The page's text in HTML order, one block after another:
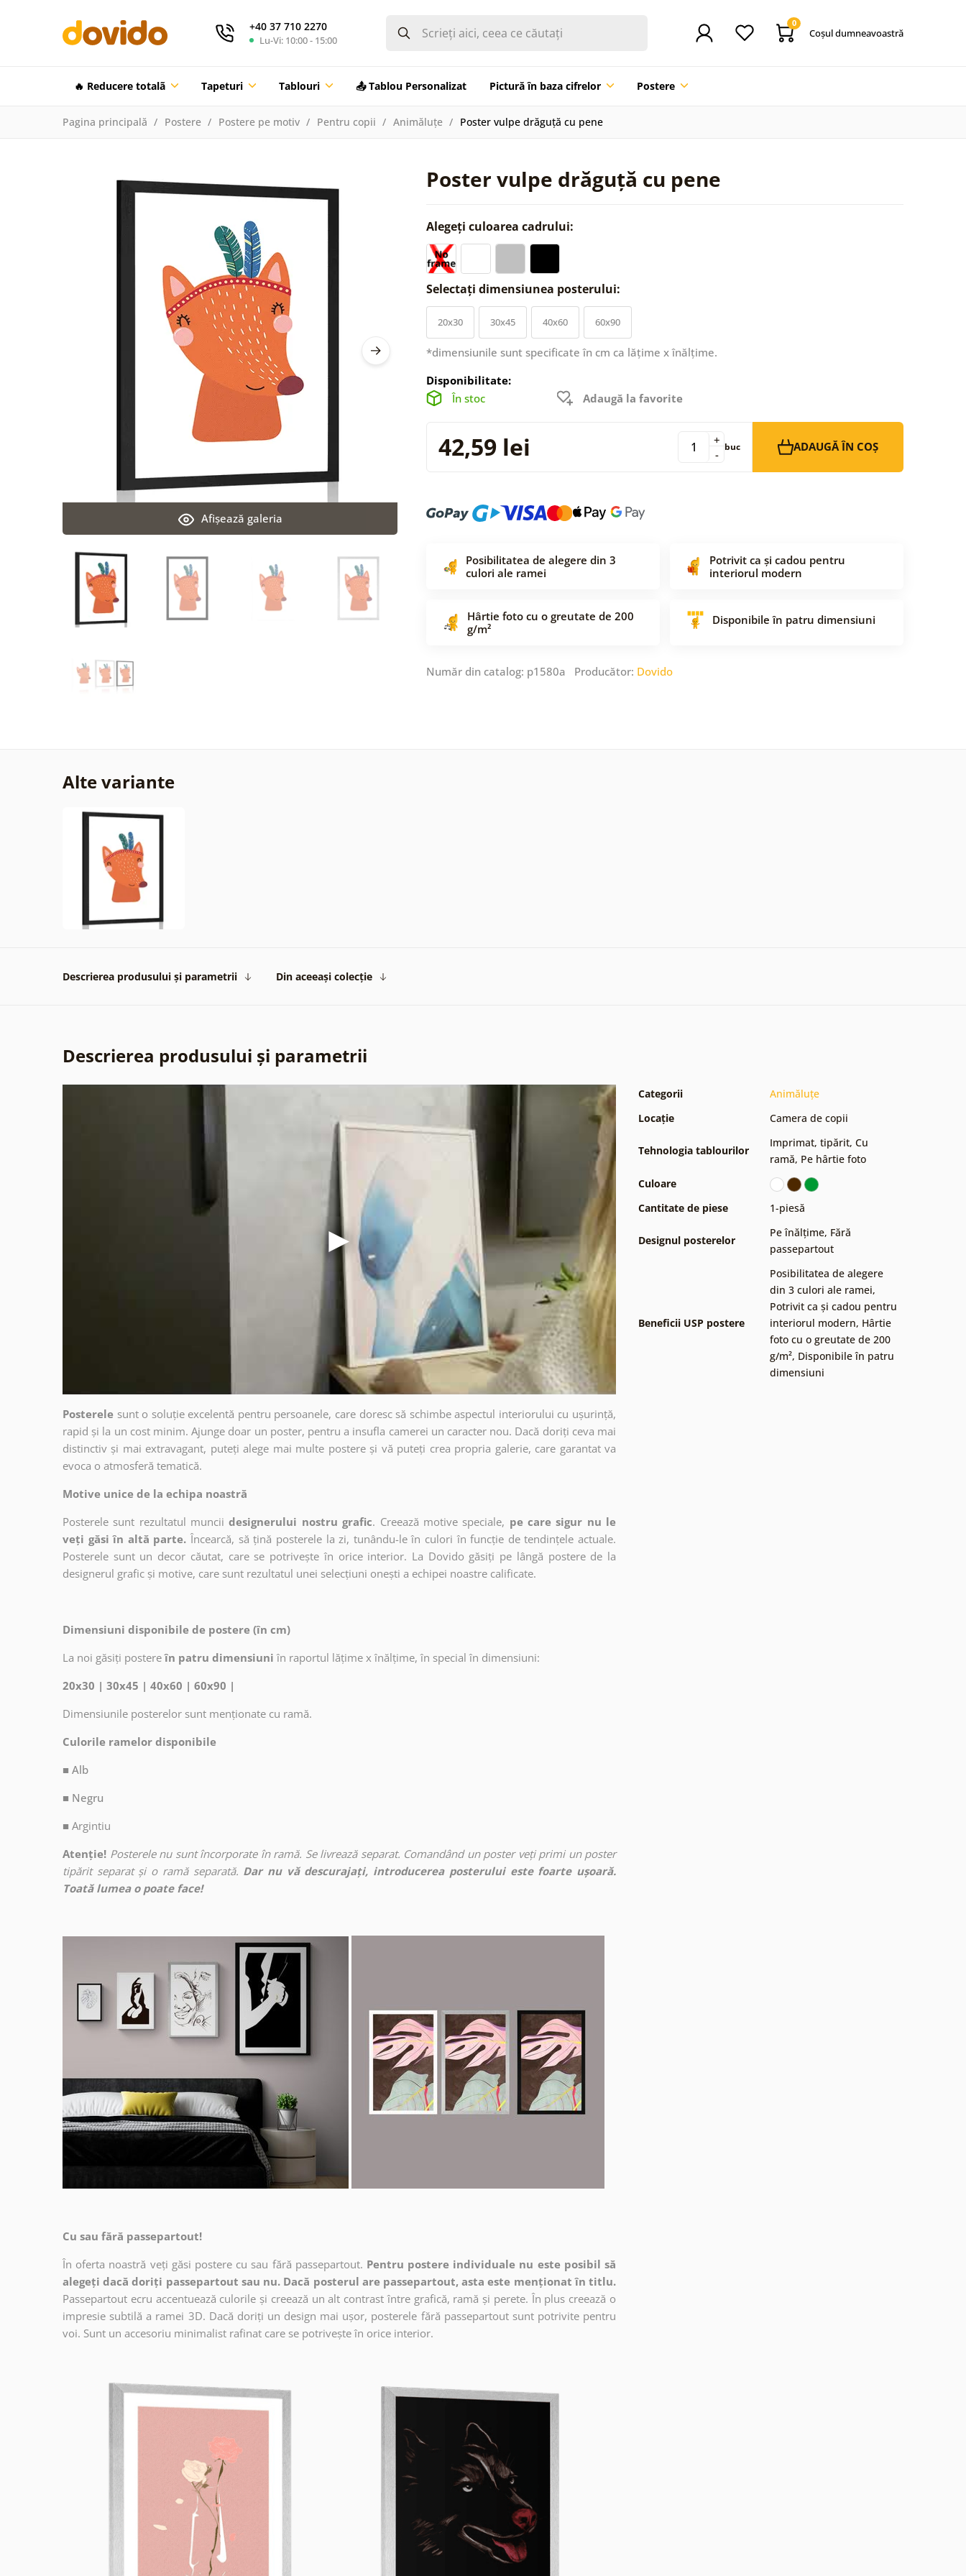
+40 37 710 2270
Lu-Vi: 10:00 - 15:00
0
Coşul dumneavoastră
🔥 Reducere totalã Tapeturi Tablouri 📤 Tablou Personalizat Pictură în baza cifrelor Postere
Pagina principală Postere Postere pe motiv Pentru copii Animăluțe Poster vulpe drăguță cu pene
Poster vulpe drăguță cu pene
Afişează galeria
Alegeți culoarea cadrului:
Selectați dimensiunea posterului:
20x30 30x45 40x60 60x90
*dimensiunile sunt specificate în cm ca lățime x înălțime.
Disponibilitate:
În stoc
Adaugă la favorite
42,59 lei -
+ buc ADAUGĂ ÎN COȘ
Posibilitatea de alegere din 3
culori ale ramei
Potrivit ca și cadou pentru
interiorul modern
Hârtie foto cu o greutate de 200
g/m²
Disponibile în patru dimensiuni
Număr din catalog: p1580a Producător: Dovido
Alte variante
Descrierea produsului și parametrii Din aceeași colecție
Descrierea produsului și parametrii
Posterele sunt o soluție excelentă pentru persoanele, care doresc să schimbe aspectul interiorului cu ușurință,
rapid și la un cost minim. Ajunge doar un poster, pentru a insufla camerei un caracter nou. Dacă doriți ceva mai
distinctiv și mai extravagant, puteți alege mai multe postere și vă puteți crea propria galerie, care garantat va
evoca o atmosferă tematică.
Motive unice de la echipa noastră
Posterele sunt rezultatul muncii designerului nostru grafic. Creează motive speciale, pe care sigur nu le
veți găsi în altă parte. Încearcă, să țină posterele la zi, tunându-le în culori în funcție de tendințele actuale.
Posterele sunt un decor căutat, care se potrivește în orice interior. La Dovido găsiți pe lângă postere de la
designerul grafic și motive, care sunt rezultatul unei selecțiuni onești a echipei noastre calificate.
Dimensiuni disponibile de postere (în cm)
La noi găsiți postere în patru dimensiuni în raportul lățime x înălțime, în special în dimensiuni:
20x30 | 30x45 | 40x60 | 60x90 |
Dimensiunile posterelor sunt menționate cu ramă.
Culorile ramelor disponibile
■ Alb
■ Negru
■ Argintiu
Atenție! Posterele nu sunt încorporate în ramă. Se livrează separat. Comandând un poster veți primi un poster
tipărit separat și o ramă separată. Dar nu vă descurajați, introducerea posterului este foarte ușoară.
Toată lumea o poate face!
Cu sau fără passepartout!
În oferta noastră veți găsi postere cu sau fără passepartout. Pentru postere individuale nu este posibil să
alegeți dacă doriți passepartout sau nu. Dacă posterul are passepartout, asta este menționat în titlu.
Passepartout ecru accentuează culorile și creează un alt contrast între grafică, ramă și perete. În plus creează o
impresie subtilă a ramei 3D. Dacă doriți un design mai ușor, posterele fără passepartout sunt potrivite pentru
voi. Sunt un accesoriu minimalist rafinat care se potrivește în orice interior.
Categorii
Animăluțe
Locație
Camera de copii
Tehnologia tablourilor
Imprimat, tipărit, Cu
ramă, Pe hârtie foto
Culoare
Cantitate de piese
1-piesă
Designul posterelor
Pe înălțime, Fără
passepartout
Beneficii USP postere
Posibilitatea de alegere
din 3 culori ale ramei,
Potrivit ca și cadou pentru
interiorul modern, Hârtie
foto cu o greutate de 200
g/m², Disponibile în patru
dimensiuni